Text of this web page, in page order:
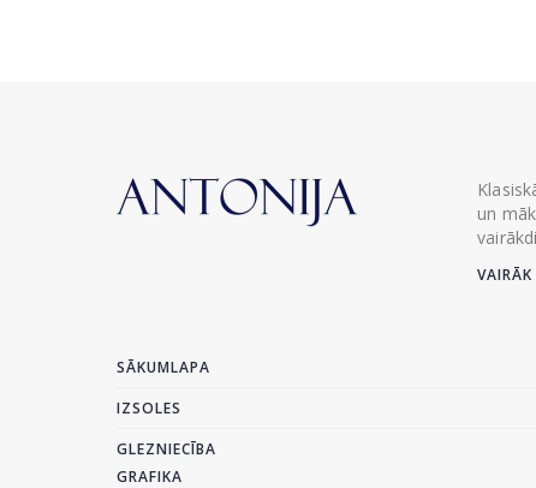
un
VAIRĀK
SĀKUMLAPA
IZSOLES
GLEZNIECĪBA
GRAFIKA